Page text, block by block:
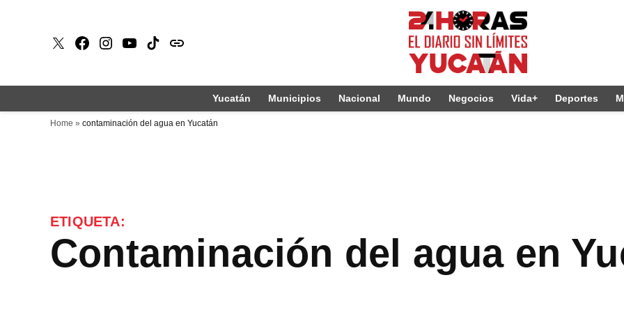
X Faceboook
Instagram
Youtube
Tiktokissuu
Yucatán Municipios Nacional Mundo Negocios Vida+ Deportes
Home » contaminación del agua en Yucatán
ETIQUETA:
contaminación del agua en